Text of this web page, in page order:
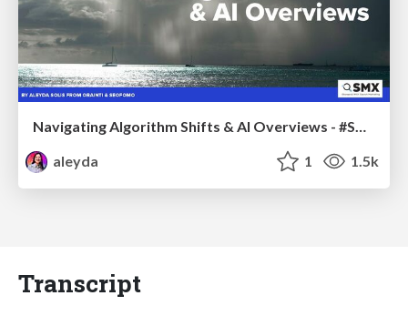
aleyda
1 1.5k
Transcript